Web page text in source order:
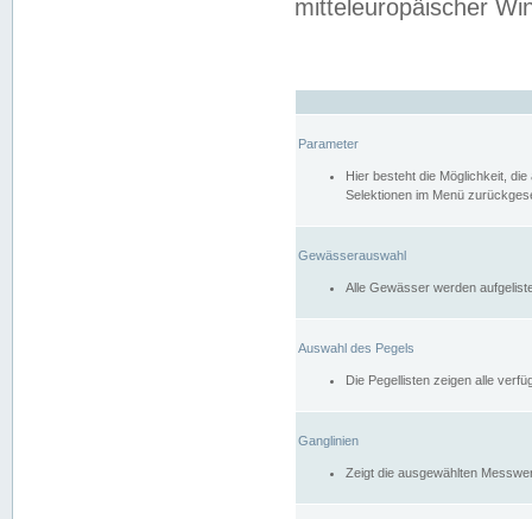
mitteleuropäischer
Parameter
Hier besteht die Möglichkeit,
Selektionen im Menü
Gewässerauswahl
Alle Gewässer werden
Auswahl des Pegels
Die Pegellisten zeigen alle
Ganglinien
Zeigt die ausgewählten